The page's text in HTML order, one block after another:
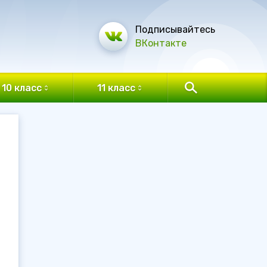
Подписывайтесь
ВКонтакте
10 класс 11 класс